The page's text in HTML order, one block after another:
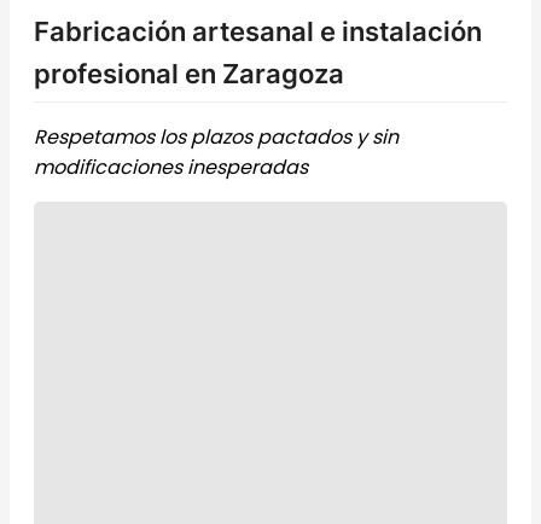
Fabricación artesanal e instalación
profesional en Zaragoza
Respetamos los plazos pactados y sin
modificaciones inesperadas